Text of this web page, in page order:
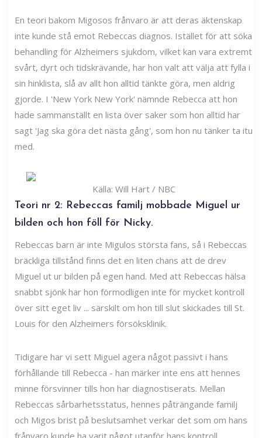
En teori bakom Migosos frånvaro är att deras äktenskap
inte kunde stå emot Rebeccas diagnos. Istället för att söka
behandling för Alzheimers sjukdom, vilket kan vara extremt
svårt, dyrt och tidskrävande, har hon valt att välja att fylla i
sin hinklista, slå av allt hon alltid tänkte göra, men aldrig
gjorde. I 'New York New York' nämnde Rebecca att hon
hade sammanställt en lista över saker som hon alltid har
sagt 'Jag ska göra det nästa gång', som hon nu tänker ta itu
med.
Källa: Will Hart / NBC
Teori nr 2: Rebeccas familj mobbade Miguel ur
bilden och hon föll för Nicky.
Rebeccas barn är inte Migulos största fans, så i Rebeccas
bräckliga tillstånd finns det en liten chans att de drev
Miguel ut ur bilden på egen hand. Med att Rebeccas hälsa
snabbt sjönk har hon förmodligen inte för mycket kontroll
över sitt eget liv ... särskilt om hon till slut skickades till St.
Louis för den Alzheimers försöksklinik.
Tidigare har vi sett Miguel agera något passivt i hans
förhållande till Rebecca - han märker inte ens att hennes
minne försvinner tills hon har diagnostiserats. Mellan
Rebeccas sårbarhetsstatus, hennes påträngande familj
och Migos brist på beslutsamhet verkar det som om hans
frånvaro kunde ha varit något utanför hans kontroll.